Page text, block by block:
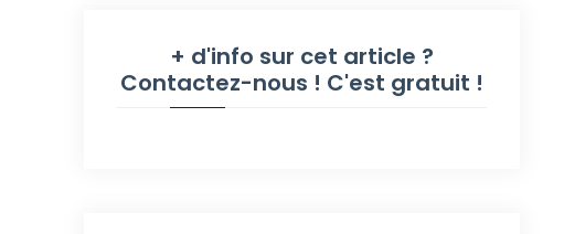
+ d'info sur cet article ?
Contactez-nous ! C'est gratuit !